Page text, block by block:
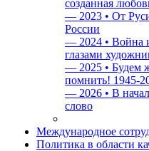
созданная
— 2023 • От
России
— 2024 • Война
глазами
— 2025 • Будем
помнить! 1945-
— 2026 • В
слово
Международное
Политика в области